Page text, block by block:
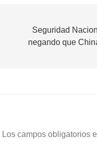
Seguridad
negando que
Los campos obligatorios